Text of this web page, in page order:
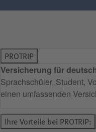
PROTRIP
Versicherung für
Sprachschüler, Student,
einen umfassenden
Ihre Vorteile bei PROTRIP: